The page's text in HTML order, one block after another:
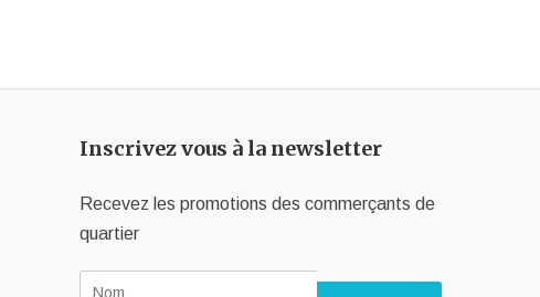
Inscrivez vous à la newsletter
Recevez les promotions des commerçants de
quartier